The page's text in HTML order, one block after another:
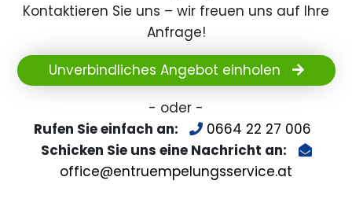
Kontaktieren Sie uns – wir freuen uns auf Ihre
Anfrage!
Unverbindliches Angebot einholen
- oder -
Rufen Sie einfach an:
0664 22 27 006
Schicken Sie uns eine Nachricht an:
office@entruempelungsservice.at